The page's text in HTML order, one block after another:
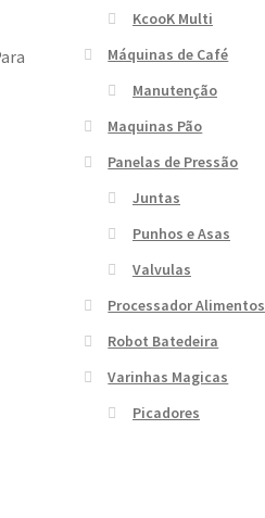
KcooK Multi
Máquinas de Café
Manutenção
Maquinas Pão
Panelas de Pressão
Juntas
Punhos e Asas
Valvulas
Processador Alimentos
Robot Batedeira
Varinhas Magicas
Picadores